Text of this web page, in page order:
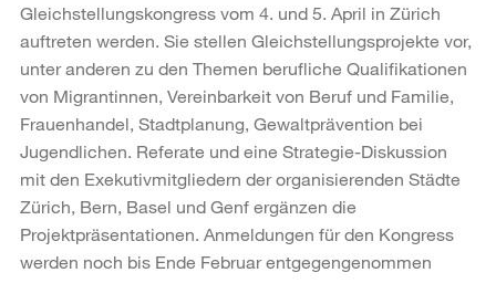
Gleichstellungskongress vom 4. und 5. April in Zürich
auftreten werden. Sie stellen Gleichstellungsprojekte vor,
unter anderen zu den Themen berufliche Qualifikationen
von Migrantinnen, Vereinbarkeit von Beruf und Familie,
Frauenhandel, Stadtplanung, Gewaltprävention bei
Jugendlichen. Referate und eine Strategie-Diskussion
mit den Exekutivmitgliedern der organisierenden Städte
Zürich, Bern, Basel und Genf ergänzen die
Projektpräsentationen. Anmeldungen für den Kongress
werden noch bis Ende Februar entgegengenommen